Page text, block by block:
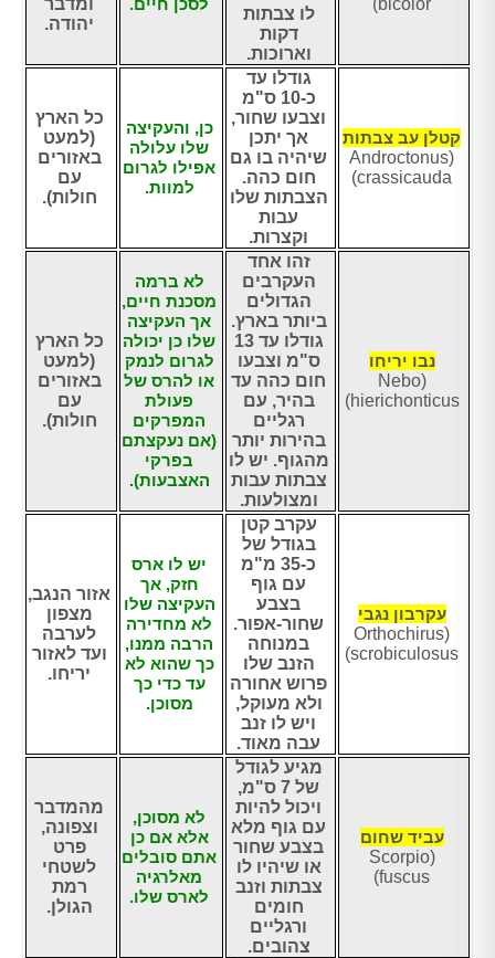
bicolor)
לו צבתות
דקות
וארוכות.
לסכן חיים.
ומדבר
יהודה.
קטלן עב צבתות
(Androctonus
crassicauda)
גודלו עד
כ-10 ס"מ
וצבעו שחור,
אך יתכן
שיהיה בו גם
חום כהה.
הצבתות שלו
עבות
וקצרות.
כן, והעקיצה
שלו עלולה
אפילו לגרום
למוות.
כל הארץ
(למעט
באזורים
עם
חולות).
נבו יריחו
(Nebo
hierichonticus)
זהו אחד
העקרבים
הגדולים
ביותר בארץ.
גודלו עד 13
ס"מ וצבעו
חום כהה עד
בהיר, עם
רגליים
בהירות יותר
מהגוף. יש לו
צבתות עבות
ומצולעות.
לא ברמה
מסכנת חיים,
אך העקיצה
שלו כן יכולה
לגרום לנמק
או להרס של
פעולת
המפרקים
(אם נעקצתם
בפרקי
האצבעות).
כל הארץ
(למעט
באזורים
עם
חולות).
עקרבון נגבי
(Orthochirus
scrobiculosus)
עקרב קטן
בגודל של
כ-35 מ"מ
עם גוף
בצבע
שחור-אפור.
במנוחה
הזנב שלו
פרוש אחורה
ולא מעוקל,
ויש לו זנב
עבה מאוד.
יש לו ארס
חזק, אך
העקיצה שלו
לא מחדירה
הרבה ממנו,
כך שהוא לא
עד כדי כך
מסוכן.
אזור הנגב,
מצפון
לערבה
ועד לאזור
יריחו.
עביד שחום
(Scorpio
fuscus)
מגיע לגודל
של 7 ס"מ,
ויכול להיות
עם גוף מלא
בצבע שחור
או שיהיו לו
צבתות וזנב
חומים
ורגליים
צהובים.
לא מסוכן,
אלא אם כן
אתם סובלים
מאלרגיה
לארס שלו.
מהמדבר
וצפונה,
פרט
לשטחי
רמת
הגולן.